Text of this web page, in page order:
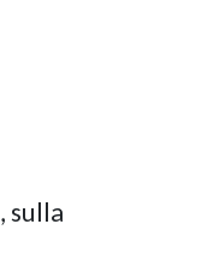
, sulla